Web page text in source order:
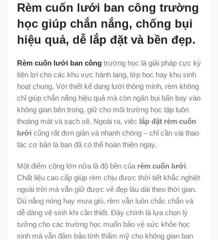
Rèm cuốn lưới ban công trường
học giúp chắn nắng, chống bụi
hiệu quả, dễ lắp đặt và bền đẹp.
Rèm cuốn lưới ban công trường học là giải pháp cực kỳ
tiện lợi cho các khu vực hành lang, lớp học hay khu sinh
hoạt chung. Với thiết kế dạng lưới thông minh, rèm không
chỉ giúp chắn nắng hiệu quả mà còn ngăn bụi bẩn bay vào
không gian bên trong, giữ cho môi trường học tập luôn
thoáng mát và sạch sẽ. Ngoài ra, việc lắp đặt rèm cuốn
lưới cũng rất đơn giản và nhanh chóng – chỉ cần vài thao
tác cơ bản là bạn đã có thể hoàn thiện ngay.
Một điểm cộng lớn nữa là độ bền của rèm cuốn lưới.
Chất liệu cao cấp giúp rèm chịu được thời tiết khắc nghiệt
ngoài trời mà vẫn giữ được vẻ đẹp lâu dài theo thời gian.
Dù nắng nóng hay mưa gió, rèm vẫn luôn chắc chắn và
dễ dàng vệ sinh khi cần thiết. Đây chính là lựa chọn lý
tưởng cho các trường học muốn bảo vệ sức khỏe học
sinh mà vẫn đảm bảo tính thẩm mỹ cho không gian ban